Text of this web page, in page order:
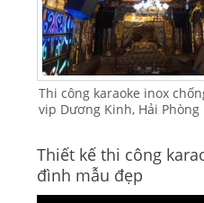
Thi công karaoke inox
vip Dương Kinh, Hải Phòng
Thiết kế thi công
đình mẫu đẹp